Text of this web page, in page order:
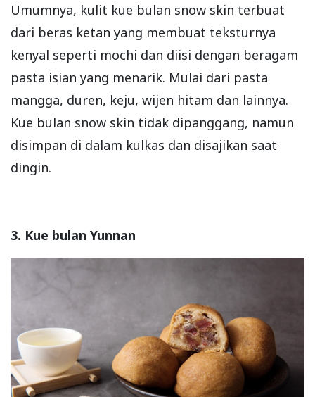
Umumnya, kulit kue bulan snow skin terbuat
dari beras ketan yang membuat teksturnya
kenyal seperti mochi dan diisi dengan beragam
pasta isian yang menarik. Mulai dari pasta
mangga, duren, keju, wijen hitam dan lainnya.
Kue bulan snow skin tidak dipanggang, namun
disimpan di dalam kulkas dan disajikan saat
dingin.
3. Kue bulan Yunnan